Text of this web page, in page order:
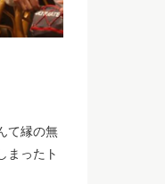
て縁の無
まったト